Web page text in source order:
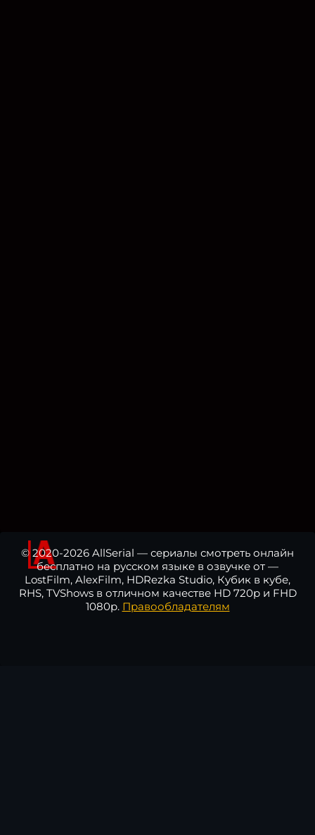
© 2020-2026 AllSerial — сериалы смотреть онлайн
бесплатно на русском языке в озвучке от —
LostFilm, AlexFilm, HDRezka Studio, Кубик в кубе,
RHS, TVShows в отличном качестве HD 720p и FHD
1080p. Правообладателям